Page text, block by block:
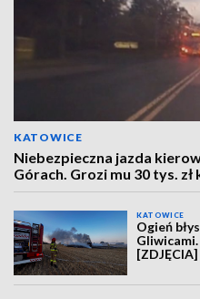
KATOWICE
Niebezpieczna jazda
Górach. Grozi mu 30 tys.
KATOWICE
Ogień
Gliwicami.
[ZDJĘCIA]